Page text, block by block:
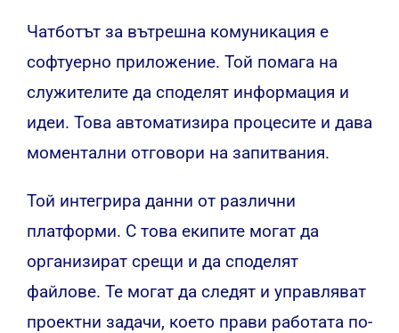
Чатботът за вътрешна комуникация е
софтуерно приложение. Той помага на
служителите да споделят информация и
идеи. Това автоматизира процесите и дава
моментални отговори на запитвания.
Той интегрира данни от различни
платформи. С това екипите могат да
организират срещи и да споделят
файлове. Те могат да следят и управляват
проектни задачи, което прави работата по-